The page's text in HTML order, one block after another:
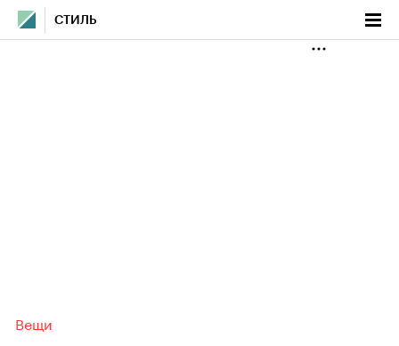
СТИЛЬ
Вещи